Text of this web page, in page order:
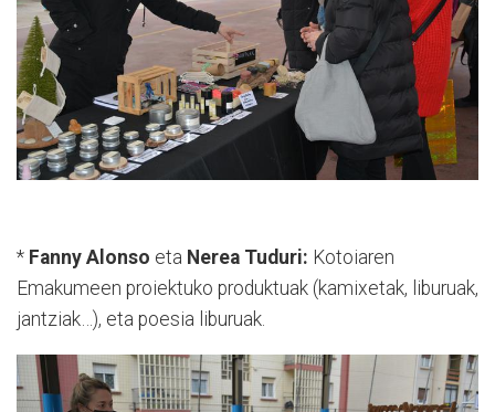
* Fanny Alonso eta Nerea Tuduri: Kotoiaren
Emakumeen proiektuko produktuak (kamixetak, liburuak,
jantziak…), eta poesia liburuak.